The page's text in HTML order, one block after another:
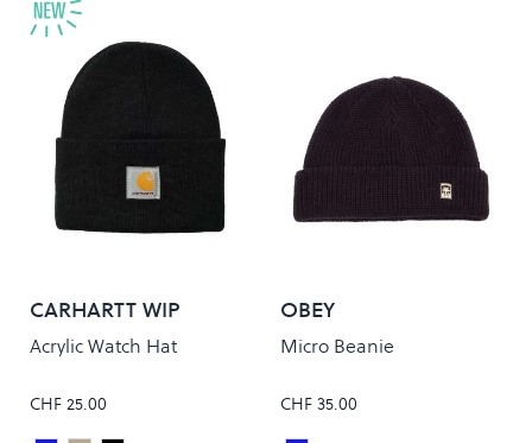
CARHARTT WIP
Acrylic Watch Hat
CHF 25.00
OBEY
Micro Beanie
CHF 35.00